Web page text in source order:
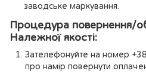
заводське маркування.
Процедура повернення/
Належної якості:
Зателефонуйте на номер
про намір повернути